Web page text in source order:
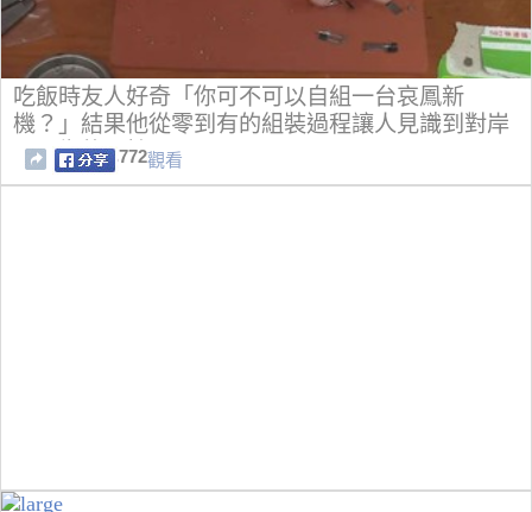
吃飯時友人好奇「你可不可以自組一台哀鳳新
機？」結果他從零到有的組裝過程讓人見識到對岸
電子街的可怕！
772觀看